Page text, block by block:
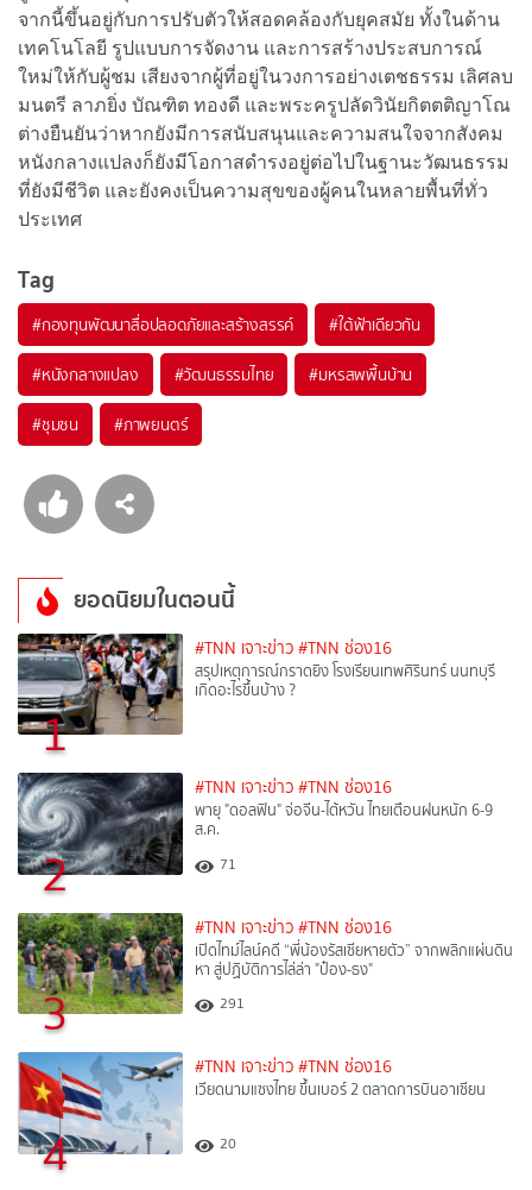
จากนี้ขึ้นอยู่กับการปรับตัวให้สอดคล้องกับยุคสมัย ทั้งในด้าน
เทคโนโลยี รูปแบบการจัดงาน และการสร้างประสบการณ์
ใหม่ให้กับผู้ชม เสียงจากผู้ที่อยู่ในวงการอย่างเตชธรรม เลิศลบ
มนตรี ลาภยิ่ง บัณฑิต ทองดี และพระครูปลัดวินัยกิตตติญาโณ
ต่างยืนยันว่าหากยังมีการสนับสนุนและความสนใจจากสังคม
หนังกลางแปลงก็ยังมีโอกาสดำรงอยู่ต่อไปในฐานะวัฒนธรรม
ที่ยังมีชีวิต และยังคงเป็นความสุขของผู้คนในหลายพื้นที่ทั่ว
ประเทศ
Tag
#กองทุนพัฒนาสื่อปลอดภัยและสร้างสรรค์ #ใต้ฟ้าเดียวกัน
#หนังกลางแปลง #วัฒนธรรมไทย #มหรสพพื้นบ้าน
#ชุมชน #ภาพยนตร์
ยอดนิยมในตอนนี้
1
#TNN เจาะข่าว #TNN ช่อง16
สรุปเหตุการณ์กราดยิง โรงเรียนเทพศิรินทร์ นนทบุรี
เกิดอะไรขึ้นบ้าง ?
2
#TNN เจาะข่าว #TNN ช่อง16
พายุ "ดอลฟิน" จ่อจีน-ไต้หวัน ไทยเตือนฝนหนัก 6-9
ส.ค.
71
3
#TNN เจาะข่าว #TNN ช่อง16
เปิดไทม์ไลน์คดี “พี่น้องรัสเซียหายตัว” จากพลิกแผ่นดิน
หา สู่ปฏิบัติการไล่ล่า "ป๋อง-ธง"
291
4
#TNN เจาะข่าว #TNN ช่อง16
เวียดนามแซงไทย ขึ้นเบอร์ 2 ตลาดการบินอาเซียน
20